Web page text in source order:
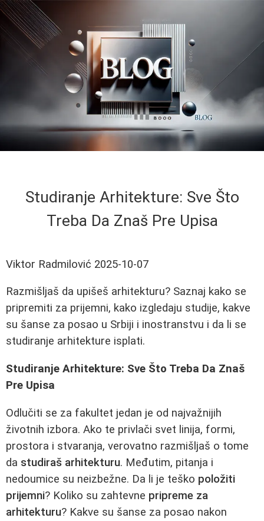
Studiranje Arhitekture: Sve Što
Treba Da Znaš Pre Upisa
Viktor Radmilović 2025-10-07
Razmišljaš da upišeš arhitekturu? Saznaj kako se
pripremiti za prijemni, kako izgledaju studije, kakve
su šanse za posao u Srbiji i inostranstvu i da li se
studiranje arhitekture isplati.
Studiranje Arhitekture: Sve Što Treba Da Znaš
Pre Upisa
Odlučiti se za fakultet jedan je od najvažnijih
životnih izbora. Ako te privlači svet linija, formi,
prostora i stvaranja, verovatno razmišljaš o tome
da studiraš arhitekturu. Međutim, pitanja i
nedoumice su neizbežne. Da li je teško položiti
prijemni? Koliko su zahtevne pripreme za
arhitekturu? Kakve su šanse za posao nakon